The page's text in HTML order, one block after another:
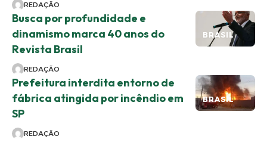
REDAÇÃO
BRASIL
Busca por profundidade e
dinamismo marca 40 anos do
Revista Brasil
REDAÇÃO
BRASIL
Prefeitura interdita entorno de
fábrica atingida por incêndio em
SP
REDAÇÃO